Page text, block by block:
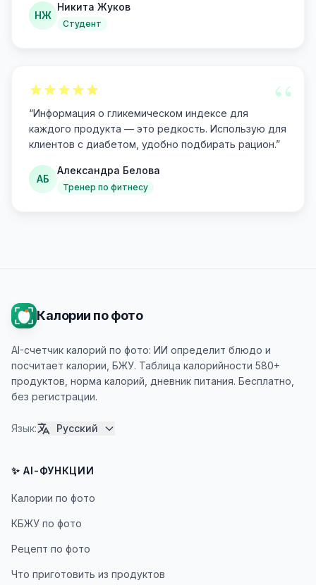
НЖ
Никита Жуков
Студент
“
“Информация о гликемическом индексе для
каждого продукта — это редкость. Использую для
клиентов с диабетом, удобно подбирать рацион.”
АБ
Александра Белова
Тренер по фитнесу
Калории по фото
AI-счетчик калорий по фото: ИИ определит блюдо и
посчитает калории, БЖУ. Таблица калорийности 580+
продуктов, норма калорий, дневник питания. Бесплатно,
без регистрации.
Язык: Русский
✨ AI-ФУНКЦИИ
Калории по фото
КБЖУ по фото
Рецепт по фото
Что приготовить из продуктов